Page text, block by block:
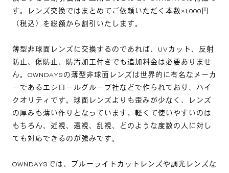
す。レンズ交換ではまとめてご依頼いただく本数×1,000円
（税込）を総額から割引いたします。
薄型非球面レンズに交換するのであれば、UVカット、反射
防止、傷防止、防汚加工付きでも追加料金は必要ありませ
ん。OWNDAYSの薄型非球面レンズは世界的に有名なメーカ
ーであるエシロールグループ社などで作られており、ハイ
クオリティです。球面レンズよりも歪みが少なく、レンズ
の厚みも薄い作りとなっています。軽くて使いやすいのは
もちろん、近視、遠視、乱視、どのような度数の人に対し
ても対応できるのが強みです。
OWNDAYSでは、ブルーライトカットレンズや調光レンズな